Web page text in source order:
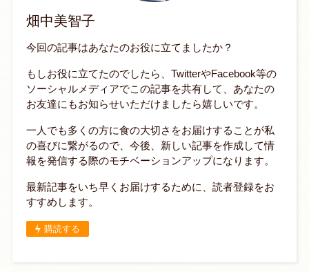
畑中美智子
今回の記事はあなたのお役に立てましたか？
もしお役に立てたのでしたら、TwitterやFacebook等の
ソーシャルメディアでこの記事を共有して、あなたの
お友達にもお知らせいただけましたら嬉しいです。
一人でも多くの方に食の大切さをお届けすることが私
の喜びに繋がるので、今後、新しい記事を作成して情
報を発信する際のモチベーションアップになります。
最新記事をいち早くお届けするために、読者登録をお
すすめします。
購読する